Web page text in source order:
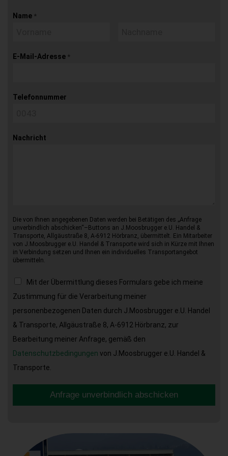
Name *
E-Mail-Adresse *
Telefonnummer
Nachricht
Die von Ihnen angegebenen Daten werden bei Betätigen des „Anfrage
unverbindlich abschicken“–Buttons an J.Moosbrugger e.U. Handel &
Transporte, Allgäustraße 8, A-6912 Hörbranz, übermittelt. Ein Mitarbeiter
von J.Moosbrugger e.U. Handel & Transporte wird sich in Kürze mit Ihnen
in Verbindung setzen und Ihnen ein individuelles Transportangebot
übermitteln.
Mit der Übermittlung dieses Formulars gebe ich meine
Zustimmung für die Verarbeitung meiner
personenbezogenen Daten durch J.Moosbrugger e.U. Handel
& Transporte, Allgäustraße 8, A-6912 Hörbranz, zur
Bearbeitung meiner Anfrage, gemäß den
Datenschutzbedingungen von J.Moosbrugger e.U. Handel &
Transporte.
Anfrage unverbindlich abschicken